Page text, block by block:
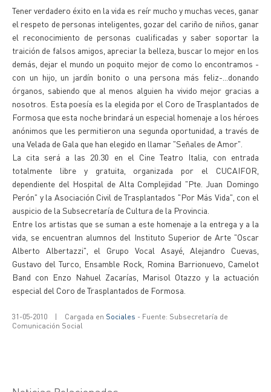
Tener verdadero éxito en la vida es reír mucho y muchas veces, ganar
el respeto de personas inteligentes, gozar del cariño de niños, ganar
el reconocimiento de personas cualificadas y saber soportar la
traición de falsos amigos, apreciar la belleza, buscar lo mejor en los
demás, dejar el mundo un poquito mejor de como lo encontramos -
con un hijo, un jardín bonito o una persona más feliz-...donando
órganos, sabiendo que al menos alguien ha vivido mejor gracias a
nosotros. Esta poesía es la elegida por el Coro de Trasplantados de
Formosa que esta noche brindará un especial homenaje a los héroes
anónimos que les permitieron una segunda oportunidad, a través de
una Velada de Gala que han elegido en llamar "Señales de Amor".
La cita será a las 20.30 en el Cine Teatro Italia, con entrada
totalmente libre y gratuita, organizada por el CUCAIFOR,
dependiente del Hospital de Alta Complejidad "Pte. Juan Domingo
Perón" y la Asociación Civil de Trasplantados "Por Más Vida", con el
auspicio de la Subsecretaría de Cultura de la Provincia.
Entre los artistas que se suman a este homenaje a la entrega y a la
vida, se encuentran alumnos del Instituto Superior de Arte "Oscar
Alberto Albertazzi", el Grupo Vocal Asayé, Alejandro Cuevas,
Gustavo del Turco, Ensamble Rock, Romina Barrionuevo, Camelot
Band con Enzo Nahuel Zacarías, Marisol Otazzo y la actuación
especial del Coro de Trasplantados de Formosa.
31-05-2010 | Cargada en Sociales - Fuente: Subsecretaría de
Comunicación Social